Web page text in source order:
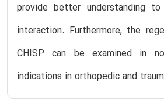
provide better understanding
interaction. Furthermore, the
CHISP can be examined in
indications in orthopedic and